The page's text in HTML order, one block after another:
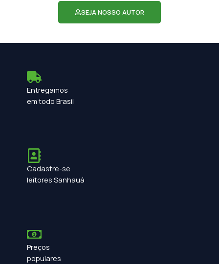
SEJA NOSSO AUTOR
Entregamos
em todo Brasil
Cadastre-se
leitores Sanhauá
Preços
populares